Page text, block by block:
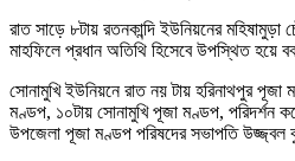
রাত সাড়ে ৮টায় রতনকান্দি ইউনিয়নের মহিষামুড়া
মাহফিলে প্রধান অতিথি হিসেবে উপস্থিত হয়ে
সোনামুখি ইউনিয়নে রাত নয় টায় হরিনাথপুর
মণ্ডপ, ১০টায় সোনামুখি পূজা মণ্ডপ, পরিদর্শন
উপজেলা পূজা মণ্ডপ পরিষদের সভাপতি উজ্জ্বল